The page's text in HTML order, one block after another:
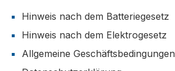
Hinweis nach dem Batteriegesetz
Hinweis nach dem Elektrogesetz
Allgemeine Geschäftsbedingungen